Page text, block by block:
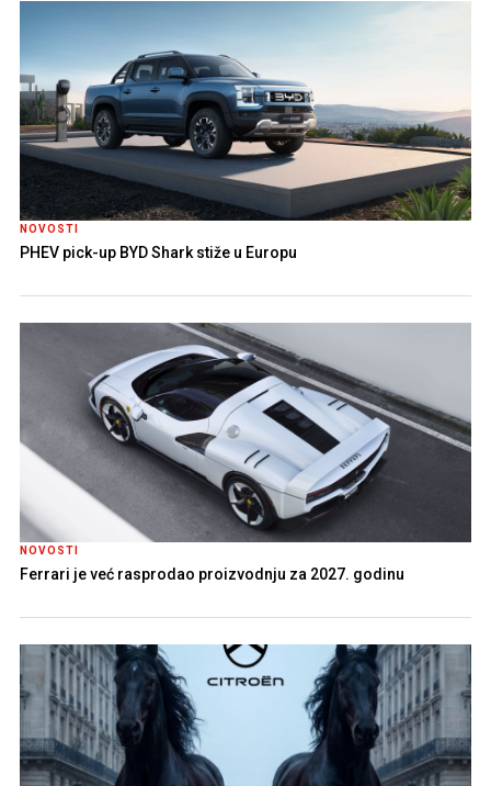
NOVOSTI
PHEV pick-up BYD Shark stiže u Europu
NOVOSTI
Ferrari je već rasprodao proizvodnju za 2027. godinu